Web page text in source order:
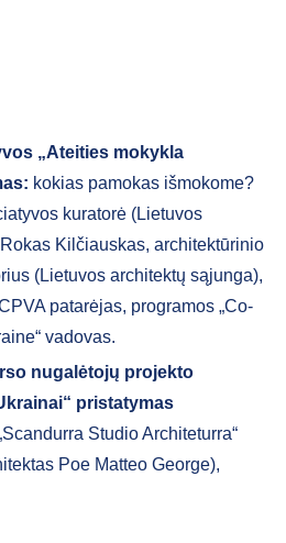
„Ateities mokykla
kokias pamokas išmokome?
kuratorė (Lietuvos
Kilčiauskas, architektūrinio
(Lietuvos architektų sąjunga),
patarėjas, programos „Co-
vadovas.
nugalėtojų projekto
pristatymas
Studio Architeturra“
Poe Matteo George),